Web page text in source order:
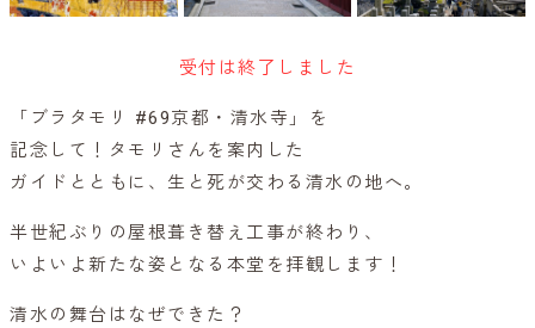
受付は終了しました
「ブラタモリ #69京都・清水寺」を
記念して！タモリさんを案内した
ガイドとともに、生と死が交わる清水の地へ。
半世紀ぶりの屋根葺き替え工事が終わり、
いよいよ新たな姿となる本堂を拝観します！
清水の舞台はなぜできた？